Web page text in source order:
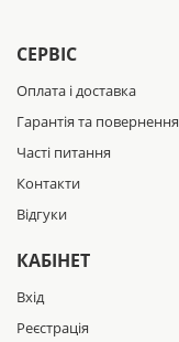
СЕРВІС
Оплата і доставка
Гарантія та повернення
Часті питання
Контакти
Відгуки
КАБІНЕТ
Вхід
Реєстрація